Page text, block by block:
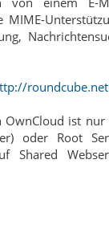
roundcube.net
OwnCloud ist nur
oder Root
Shared